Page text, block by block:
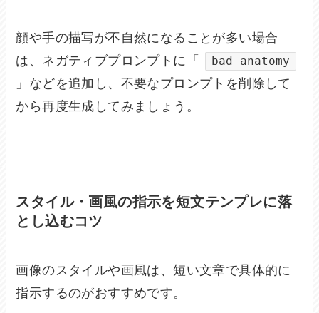
顔や手の描写が不自然になることが多い場合
は、ネガティブプロンプトに「
bad anatomy
」などを追加し、不要なプロンプトを削除して
から再度生成してみましょう。
スタイル・画風の指示を短文テンプレに落
とし込むコツ
画像のスタイルや画風は、短い文章で具体的に
指示するのがおすすめです。